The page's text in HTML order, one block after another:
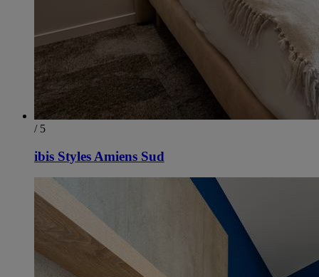
/ 5
ibis Styles Amiens Sud